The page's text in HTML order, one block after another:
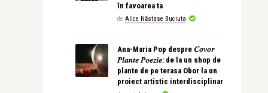
în favoarea ta
de Alice Năstase Buciuta
Ana-Maria Pop despre 𝐶𝑜𝑣𝑜𝑟
𝑃𝑙𝑎𝑛𝑡𝑒 𝑃𝑜𝑒𝑧𝑖𝑒: de la un shop de
plante de pe terasa Obor la un
proiect artistic interdisciplinar